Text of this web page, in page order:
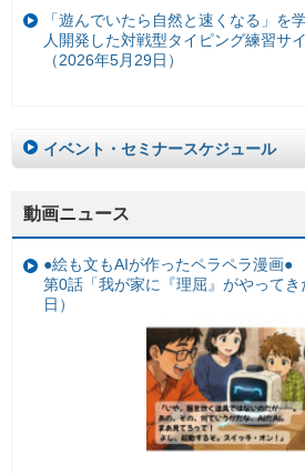
「遊んでいたら自然と速くなる」を
人開発した対戦型タイピング練習サ
（2026年5月29日）
イベント・セミナースケジュール
動画ニュース
●絵も文もAIが作ったペラペラ漫画●
第0話「我が家に『理屈』がやって
日）